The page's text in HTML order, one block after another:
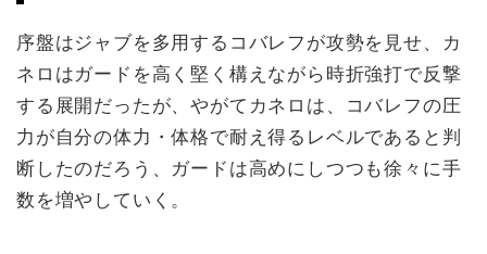
序盤はジャブを多用するコバレフが攻勢を見せ、カ
ネロはガードを高く堅く構えながら時折強打で反撃
する展開だったが、やがてカネロは、コバレフの圧
力が自分の体力・体格で耐え得るレベルであると判
断したのだろう、ガードは高めにしつつも徐々に手
数を増やしていく。